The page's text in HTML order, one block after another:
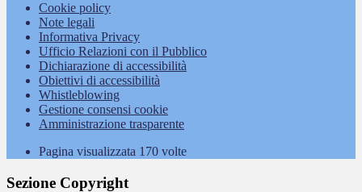
Cookie policy
Note legali
Informativa Privacy
Ufficio Relazioni con il Pubblico
Dichiarazione di accessibilità
Obiettivi di accessibilità
Whistleblowing
Gestione consensi cookie
Amministrazione trasparente
Pagina visualizzata 170 volte
Sezione Copyright